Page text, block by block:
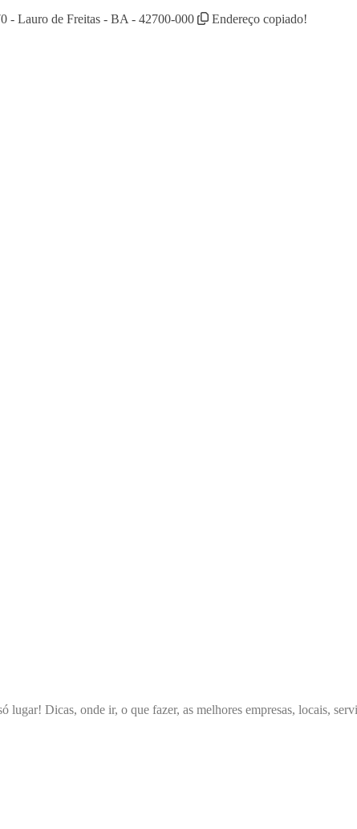
- Lauro de Freitas - BA - 42700-000
Endereço copiado!
lugar! Dicas, onde ir, o que fazer, as melhores empresas, locais,